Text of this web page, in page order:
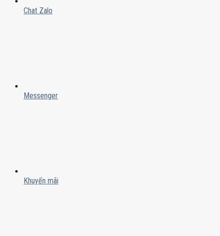
Chat Zalo
Messenger
Khuyến mãi